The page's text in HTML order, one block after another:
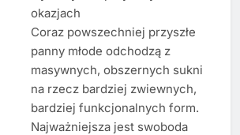
okazjach
Coraz powszechniej przyszłe
panny młode odchodzą z
masywnych, obszernych sukni
na rzecz bardziej zwiewnych,
bardziej funkcjonalnych form.
Najważniejsza jest swoboda